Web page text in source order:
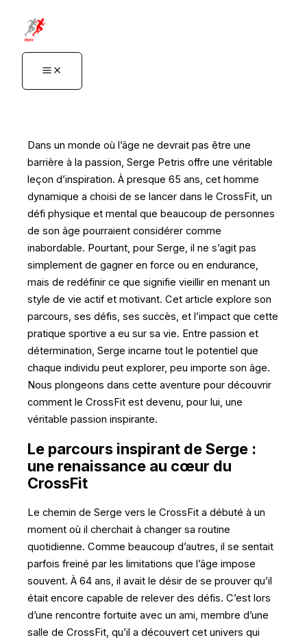
contenu
Dans un monde où l’âge ne devrait pas être une
barrière à la passion, Serge Petris offre une véritable
leçon d’inspiration. À presque 65 ans, cet homme
dynamique a choisi de se lancer dans le CrossFit, un
défi physique et mental que beaucoup de personnes
de son âge pourraient considérer comme
inabordable. Pourtant, pour Serge, il ne s’agit pas
simplement de gagner en force ou en endurance,
mais de redéfinir ce que signifie vieillir en menant un
style de vie actif et motivant. Cet article explore son
parcours, ses défis, ses succès, et l’impact que cette
pratique sportive a eu sur sa vie. Entre passion et
détermination, Serge incarne tout le potentiel que
chaque individu peut explorer, peu importe son âge.
Nous plongeons dans cette aventure pour découvrir
comment le CrossFit est devenu, pour lui, une
véritable passion inspirante.
Le parcours inspirant de Serge :
une renaissance au cœur du
CrossFit
Le chemin de Serge vers le CrossFit a débuté à un
moment où il cherchait à changer sa routine
quotidienne. Comme beaucoup d’autres, il se sentait
parfois freiné par les limitations que l’âge impose
souvent. À 64 ans, il avait le désir de se prouver qu’il
était encore capable de relever des défis. C’est lors
d’une rencontre fortuite avec un ami, membre d’une
salle de CrossFit, qu’il a découvert cet univers qui